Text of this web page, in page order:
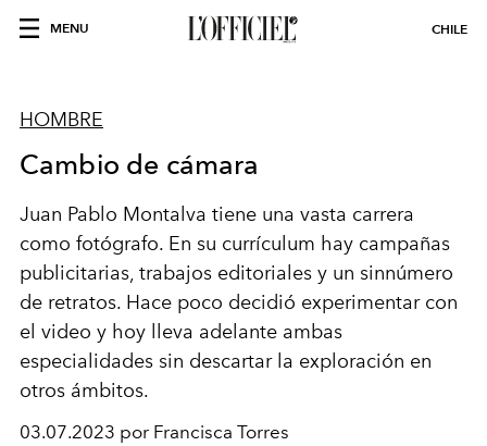
MENU CHILE
HOMBRE
Cambio de cámara
Juan Pablo Montalva tiene una vasta carrera
como fotógrafo. En su currículum hay campañas
publicitarias, trabajos editoriales y un sinnúmero
de retratos. Hace poco decidió experimentar con
el video y hoy lleva adelante ambas
especialidades sin descartar la exploración en
otros ámbitos.
03.07.2023 por Francisca Torres